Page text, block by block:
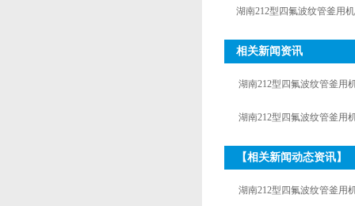
湖南212型四氟波纹管釜用
相关新闻资讯
湖南212型四氟波纹管釜用
湖南212型四氟波纹管釜用
【相关新闻动态资讯】
湖南212型四氟波纹管釜用